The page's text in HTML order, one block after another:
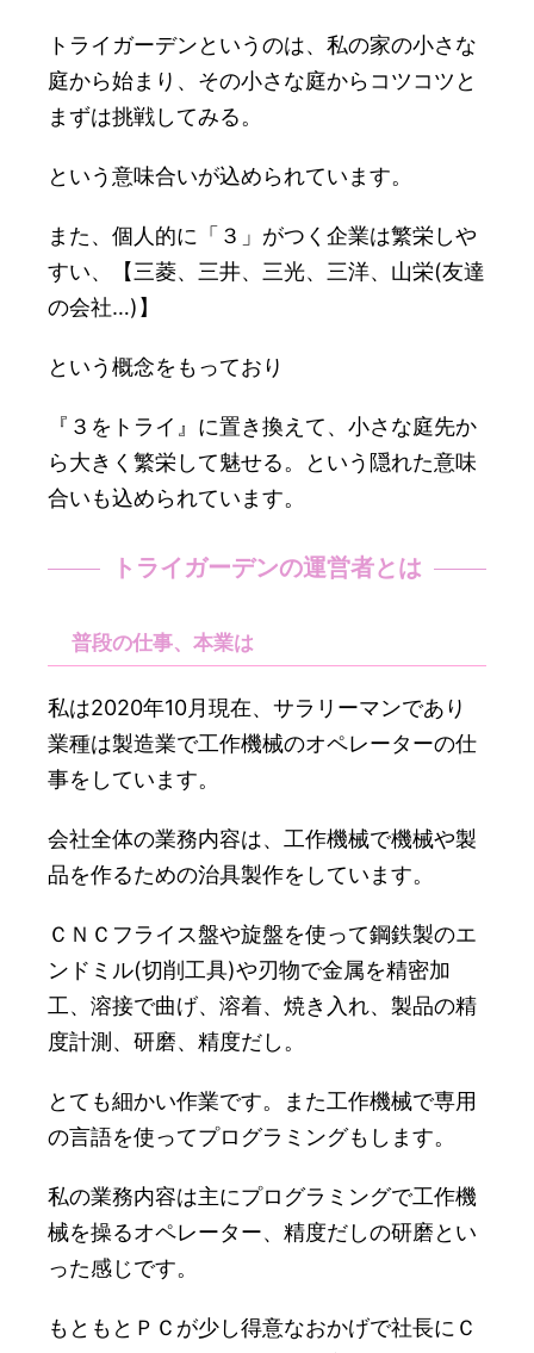
トライガーデンというのは、私の家の小さな
庭から始まり、その小さな庭からコツコツと
まずは挑戦してみる。
という意味合いが込められています。
また、個人的に「３」がつく企業は繁栄しや
すい、【三菱、三井、三光、三洋、山栄(友達
の会社…)】
という概念をもっており
『３をトライ』に置き換えて、小さな庭先か
ら大きく繁栄して魅せる。という隠れた意味
合いも込められています。
トライガーデンの運営者とは
普段の仕事、本業は
私は2020年10月現在、サラリーマンであり
業種は製造業で工作機械のオペレーターの仕
事をしています。
会社全体の業務内容は、工作機械で機械や製
品を作るための治具製作をしています。
ＣＮＣフライス盤や旋盤を使って鋼鉄製のエ
ンドミル(切削工具)や刃物で金属を精密加
工、溶接で曲げ、溶着、焼き入れ、製品の精
度計測、研磨、精度だし。
とても細かい作業です。また工作機械で専用
の言語を使ってプログラミングもします。
私の業務内容は主にプログラミングで工作機
械を操るオペレーター、精度だしの研磨とい
った感じです。
もともとＰＣが少し得意なおかげで社長にＣ